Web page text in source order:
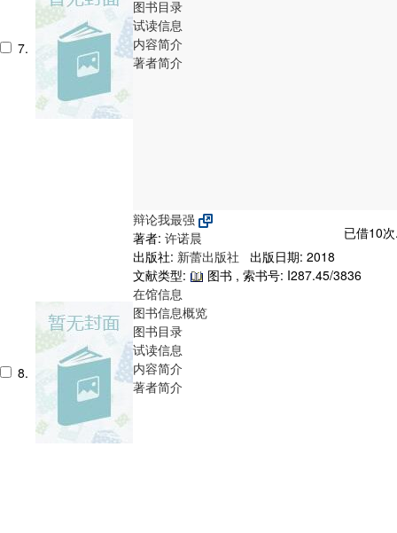
7.
图书目录
试读信息
内容简介
著者简介
8.
辩论我最强
已借10
著者: 许诺晨
出版社: 新蕾出版社
出版日期: 2018
文献类型:
图书 , 索书号: I287.45/3836
在馆信息
图书信息概览
图书目录
试读信息
内容简介
著者简介